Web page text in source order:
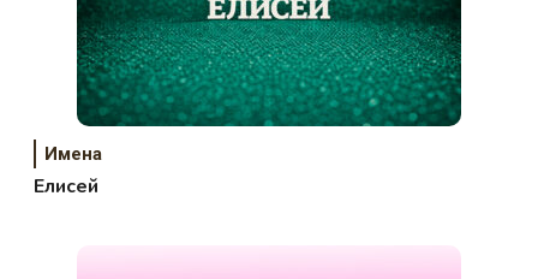
Имена
Елисей